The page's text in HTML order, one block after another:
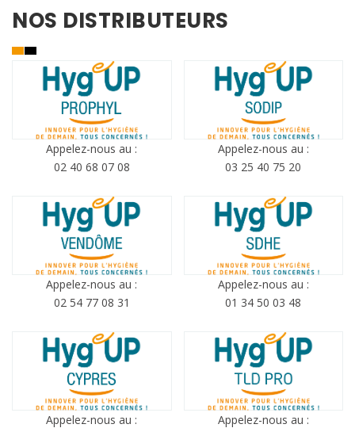
NOS DISTRIBUTEURS
Appelez-nous au :
02 40 68 07 08
Appelez-nous au :
03 25 40 75 20
Appelez-nous au :
02 54 77 08 31
Appelez-nous au :
01 34 50 03 48
Appelez-nous au :
Appelez-nous au :